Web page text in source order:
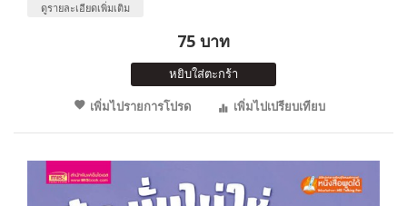
ดูรายละเอียดเพิ่มเติม
75 บาท
หยิบใส่ตะกร้า
เพิ่มไปรายการโปรด
เพิ่มไปเปรียบเทียบ